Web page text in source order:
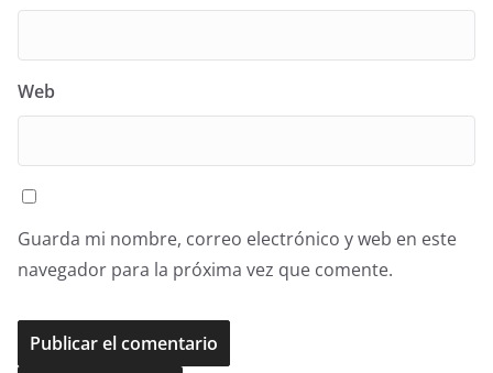
Web
Guarda mi nombre, correo electrónico y web en este
navegador para la próxima vez que comente.